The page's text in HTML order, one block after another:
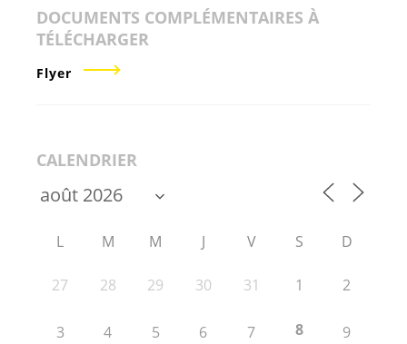
DOCUMENTS COMPLÉMENTAIRES À
TÉLÉCHARGER
Flyer
CALENDRIER
L M M J V S D
27 28 29 30 31 1 2
3 4 5 6 7 8 9